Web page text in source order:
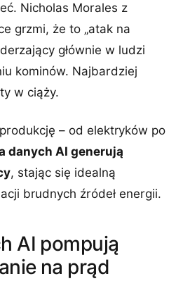
Nicholas Morales z
grzmi, że to „atak na
głównie w ludzi
kominów. Najbardziej
w ciąży.
– od elektryków po
danych AI generują
, stając się idealną
brudnych źródeł energii.
AI pompują
na prąd